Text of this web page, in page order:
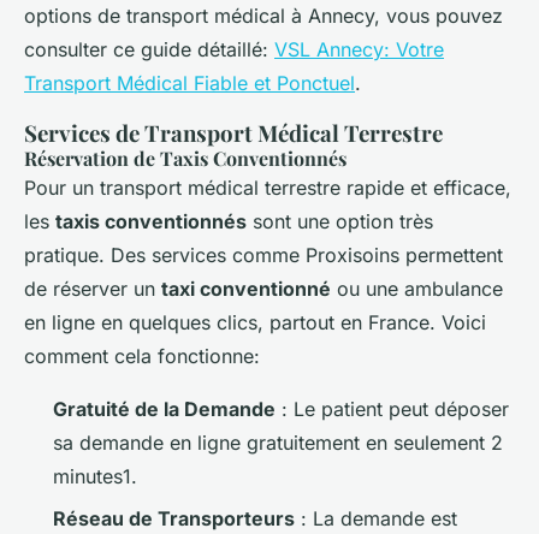
options de transport médical à Annecy, vous pouvez
consulter ce guide détaillé: VSL Annecy: Votre
Transport Médical Fiable et Ponctuel.
Services de Transport Médical Terrestre
Réservation de Taxis Conventionnés
Pour un transport médical terrestre rapide et efficace,
les taxis conventionnés sont une option très
pratique. Des services comme Proxisoins permettent
de réserver un taxi conventionné ou une ambulance
en ligne en quelques clics, partout en France. Voici
comment cela fonctionne:
Gratuité de la Demande : Le patient peut déposer
sa demande en ligne gratuitement en seulement 2
minutes1.
Réseau de Transporteurs : La demande est